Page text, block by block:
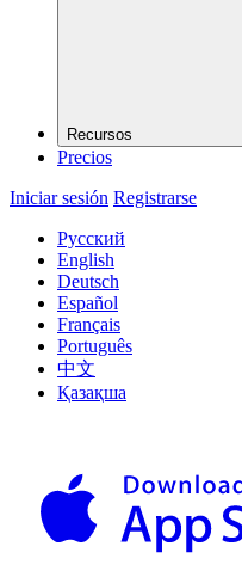
Recursos
Precios
Iniciar sesión Registrarse
Русский
English
Deutsch
Español
Français
Português
中文
Қазақша